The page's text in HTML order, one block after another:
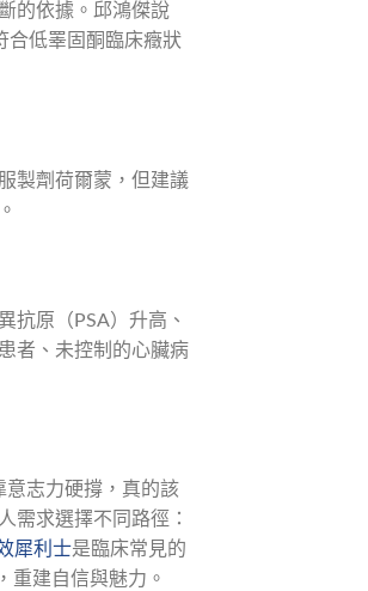
的依據。邱鴻傑說
合低睪固酮臨床癥狀
製劑荷爾蒙，但建議
抗原（PSA）升高、
者、未控制的心臟病
志力硬撐，真的該
需求選擇不同路徑：
犀利士是臨床常見的
重建自信與魅力。